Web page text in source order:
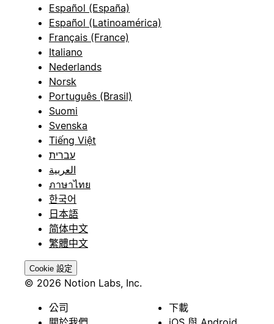
Español (España)
Español (Latinoamérica)
Français (France)
Italiano
Nederlands
Norsk
Português (Brasil)
Suomi
Svenska
Tiếng Việt
עברית
العربية
ภาษาไทย
한국어
日本語
简体中文
繁體中文
Cookie 設定
© 2026 Notion Labs, Inc.
公司
下載